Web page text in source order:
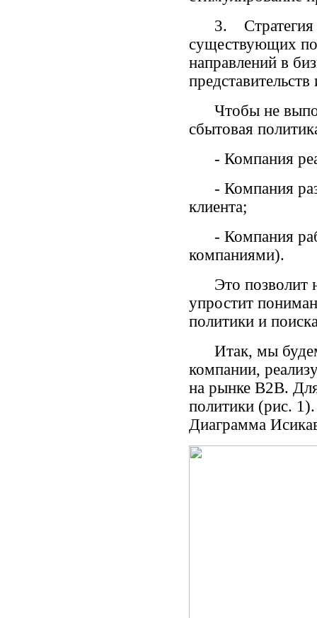
3. Стратегия
существующих
направлений в
Чтобы не
сбытовая
- Компания
- Компания
клиента;
- Компания
компаниями).
Это позволит
упростит
политики и
Итак, мы будем
компании,
на рынке В2В.
политики (рис.
Диаграмма